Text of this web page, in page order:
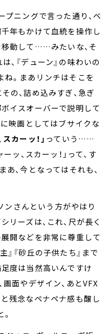
プニングで言った通り、ベ
年もかけて血統を操作し
動して……みたいな、そ
、『デューン』の味わいの
。まあリンチはそこを
の、詰め込みすぎ、急ぎ
イスオーバーで説明して
に映画としてはブサイクな
スカーッ！」 っていう……
ッ、スカーッ！」って、す
あ、今となってはそれも、
ンさんという方がやはり
リーズは、これ、尺が長く
開などを非常に尊重して
』『砂丘の子供たち』まで
度は当然高いんですけ
画面やデザイン、あとVFX
残念なペナペナ感も醸し